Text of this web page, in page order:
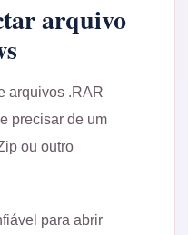
arquivo
arquivos .RAR
precisar de um
ou outro
para abrir